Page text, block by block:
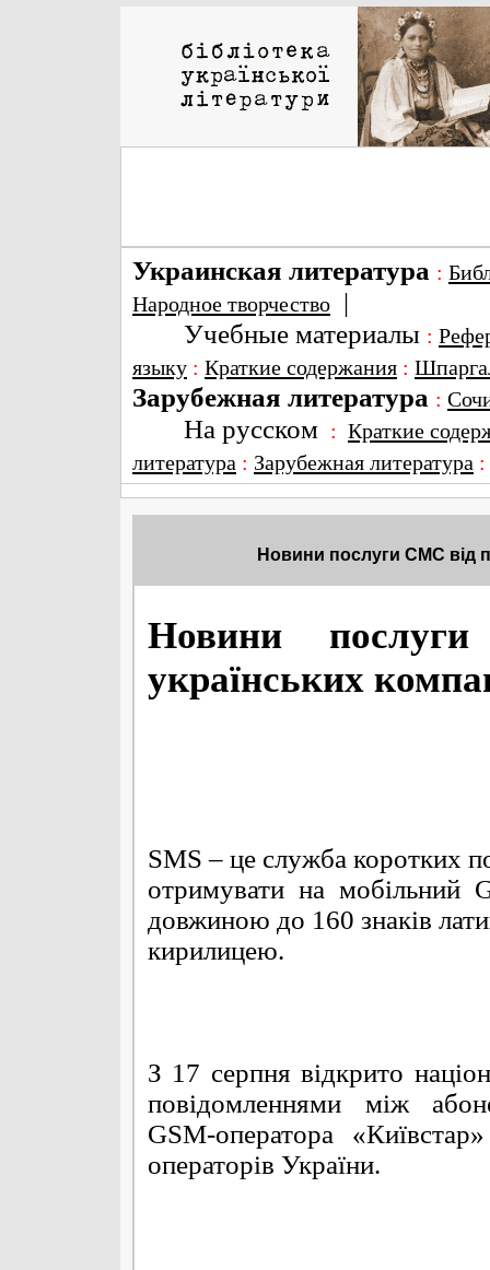
Украинская литература :
Народное творчество |
Учебные материалы :
языку : Краткие содержания :
Зарубежная литература :
На русском : Краткие
литература : Зарубежная литература
Новини послуги СМС від
Новини
українських
SMS – це служба коротких
отримувати на мобільний
довжиною до 160 знаків
кирилицею.
З 17 серпня відкрито
повідомленнями між
GSM-оператора
операторів України.